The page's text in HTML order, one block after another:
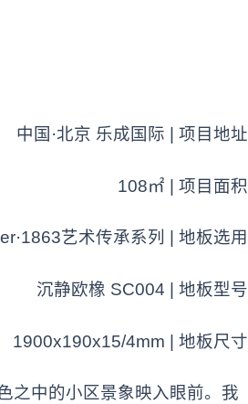
中国·北京 乐成国际 | 项目地址
108㎡ | 项目面积
艺术传承系列 | 地板选用
沉静欧橡 SC004 | 地板型号
1900x190x15/4mm | 地板尺寸
之中的小区景象映入眼前。我